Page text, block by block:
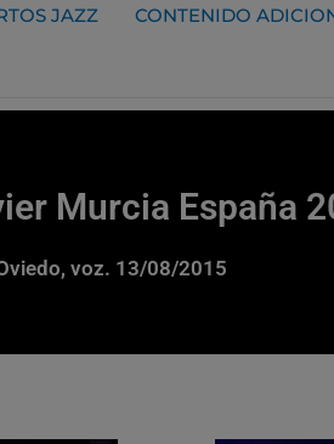
JAZZ
CONTENIDO
Murcia España
voz. 13/08/2015